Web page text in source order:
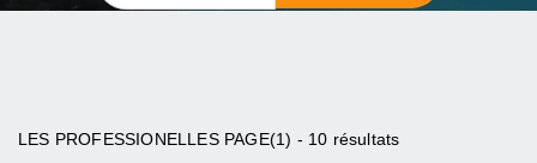
LES PROFESSIONELLES PAGE(1) - 10 résultats